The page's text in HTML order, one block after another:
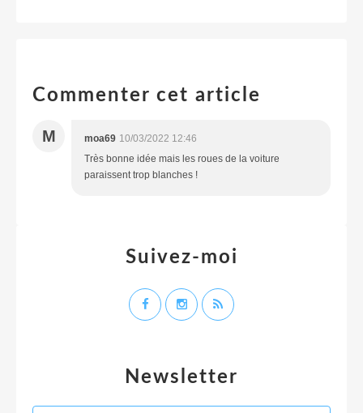
Commenter cet article
M moa69 10/03/2022 12:46
Très bonne idée mais les roues de la voiture
paraissent trop blanches !
Newsletter
Suivez-moi